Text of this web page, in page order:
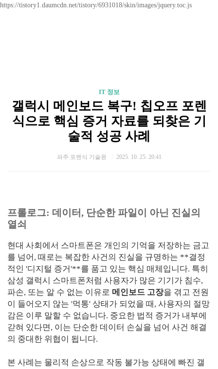
https://tistory1.daumcdn.net/tistory/6931018/skin/images/jquery.toc.js
IT 정보
갤럭시 메인보드 복구! 칩오프 포렌
식으로 핵심 증거 자료를 되찾은 기
술적 성공 사례
파주 포렌식 기술원 2025. 10. 25. 20:41
프롤로그: 데이터, 단순한 파일이 아닌 진실의
열쇠
현대 사회에서 스마트폰은 개인의 기억을 저장하는 금고
를 넘어, 때로는 복잡한 사건의 진실을 규명하는 **결정
적인 '디지털 증거'**를 품고 있는 핵심 매체입니다. 특히
삼성 갤럭시 스마트폰처럼 사용자가 많은 기기가 침수,
파손, 또는 알 수 없는 이유로 메인보드 고장을 겪고 전원
이 들어오지 않는 '먹통' 상태가 되었을 때, 사용자의 절망
감은 이루 말할 수 없습니다. 중요한 법적 증거가 내부에
갇혀 있다면, 이는 단순한 데이터 손실을 넘어 사건 해결
의 중대한 위협이 됩니다.
본 사례는 물리적 손상으로 작동 불가능 상태에 빠진 갤